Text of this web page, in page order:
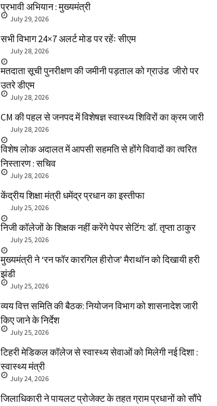
प्रभावी अभियान : मुख्यमंत्री
July 29, 2026
सभी विभाग 24×7 अलर्ट मोड पर रहेंः सीएम
July 28, 2026
मतदाता सूची पुनरीक्षण की जमीनी पड़ताल को ग्राउंड जीरो पर
उतरे डीएम
July 28, 2026
CM की पहल से जनपद में विशेषज्ञ स्वास्थ्य शिविरों का क्रम जारी
July 28, 2026
विशेष लोक अदालत में आपसी सहमति से होंगे विवादों का त्वरित
निस्तारण : सचिव
July 28, 2026
केंद्रीय शिक्षा मंत्री धमेंद्र प्रधान का इस्तीफा
July 25, 2026
निजी कॉलेजों के शिक्षक नहीं करेंगे पेपर सेटिंग: डॉ. तृप्ता ठाकुर
July 25, 2026
मुख्यमंत्री ने ‘रन फॉर कारगिल हीरोज’ मैराथॉन को दिखायी हरी
झंडी
July 25, 2026
व्यय वित्त समिति की बैठक: नियोजन विभाग को शासनादेश जारी
किए जाने के निर्देश
July 25, 2026
टिहरी मेडिकल कॉलेज से स्वास्थ्य सेवाओं को मिलेगी नई दिशा :
स्वास्थ्य मंत्री
July 24, 2026
जिलाधिकारी ने पायलट प्रोजेक्ट के तहत ग्राम प्रधानों को सौंपे